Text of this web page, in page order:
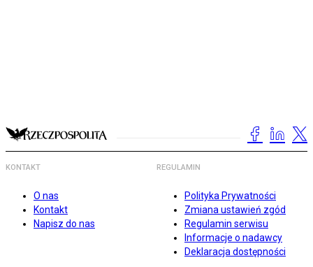
KONTAKT
O nas
Kontakt
Napisz do nas
REGULAMIN
Polityka Prywatności
Zmiana ustawień zgód
Regulamin serwisu
Informacje o nadawcy
Deklaracja dostępności